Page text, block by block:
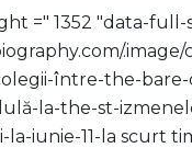
=" 1352 "data-full-
între-the-bare-
la-the-st-
la-iunie-11-la scurt